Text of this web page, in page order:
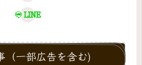
LINE
（一部広告を含む)